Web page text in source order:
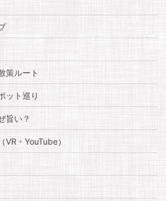
策ルート
ット巡り
旨い？
・YouTube）